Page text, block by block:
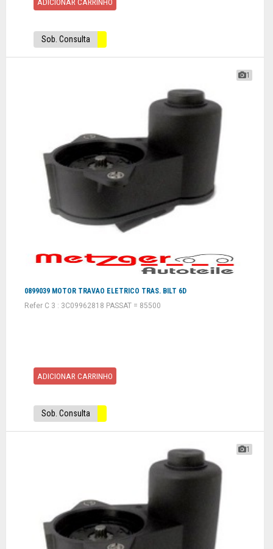
ADICIONAR CARRINHO
Sob. Consulta
1
0899039 MOTOR TRAVAO ELETRICO TRAS. BILT 6D
Refer C 3 : 3C09962818 PASSAT = 85500
ADICIONAR CARRINHO
Sob. Consulta
1